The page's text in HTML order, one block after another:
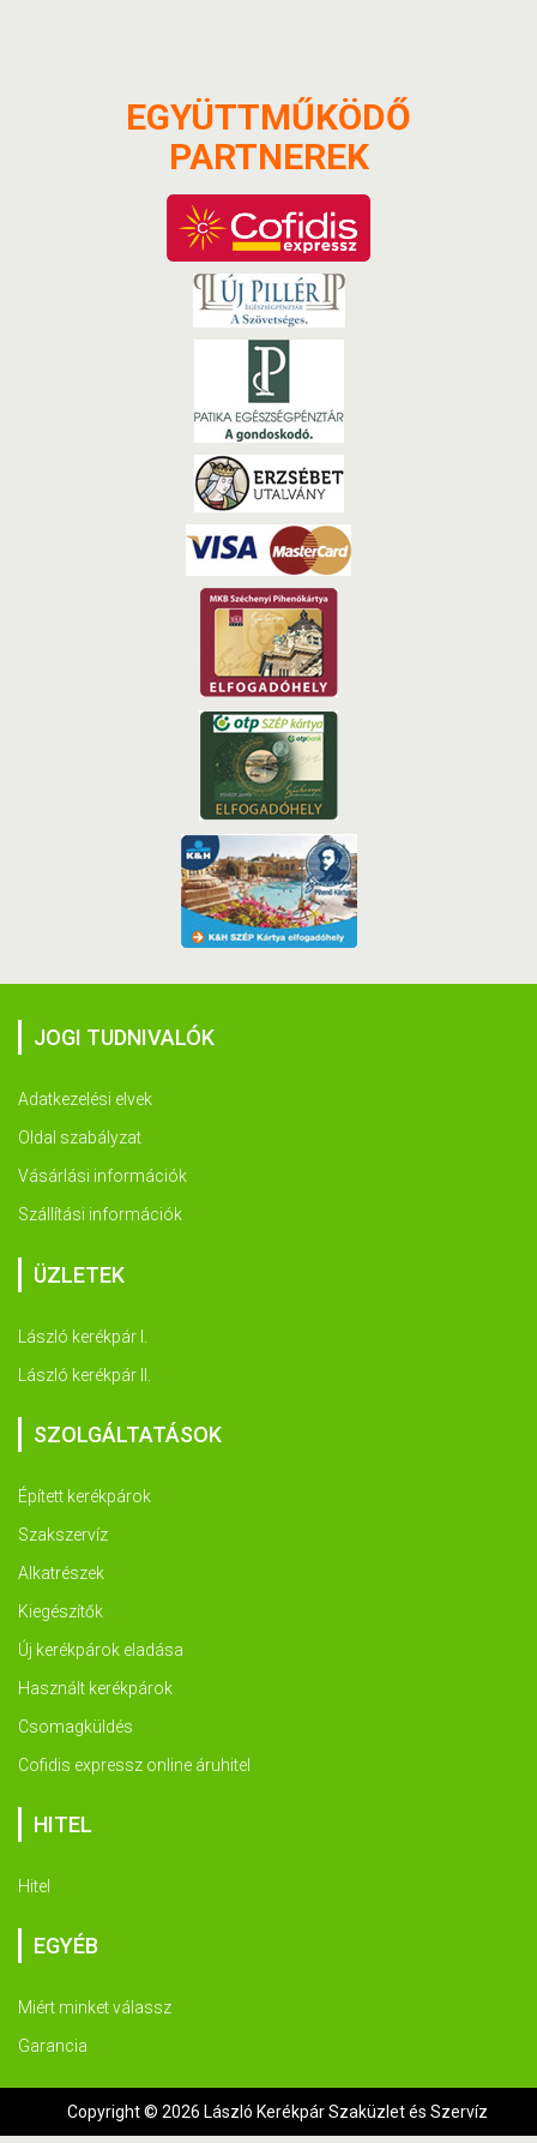
EGYÜTTMŰKÖDŐ
PARTNEREK
JOGI TUDNIVALÓK
Adatkezelési elvek
Oldal szabályzat
Vásárlási információk
Szállítási információk
ÜZLETEK
László kerékpár I.
László kerékpár II.
SZOLGÁLTATÁSOK
Épített kerékpárok
Szakszervíz
Alkatrészek
Kiegészítők
Új kerékpárok eladása
Használt kerékpárok
Csomagküldés
Cofidis expressz online áruhitel
HITEL
Hitel
EGYÉB
Miért minket válassz
Garancia
Copyright © 2026 László Kerékpár Szaküzlet és Szervíz